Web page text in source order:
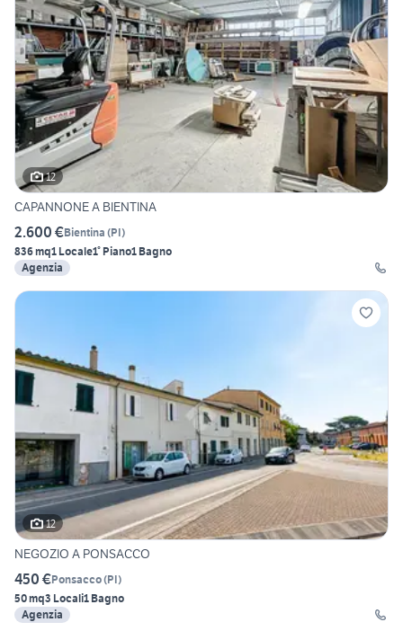
12
CAPANNONE A BIENTINA
2.600 €Bientina (PI)
836 mq1 Locale1° Piano1 Bagno
Agenzia
12
NEGOZIO A PONSACCO
450 €Ponsacco(PI)
50 mq3 Locali1 Bagno
Agenzia